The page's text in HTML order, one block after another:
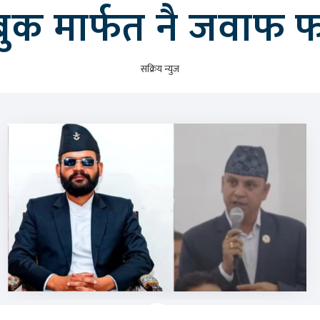
मार्फत नै जवाफ
सक्रिय न्युज